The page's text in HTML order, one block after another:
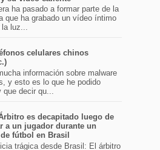
ha pasado a formar parte de la
que ha grabado un vídeo íntimo
luz...
celulares chinos
información sobre malware
y esto es lo que he podido
que decir qu...
es decapitado luego de
a un jugador durante un
fútbol en Brasil
trágica desde Brasil: El árbitro